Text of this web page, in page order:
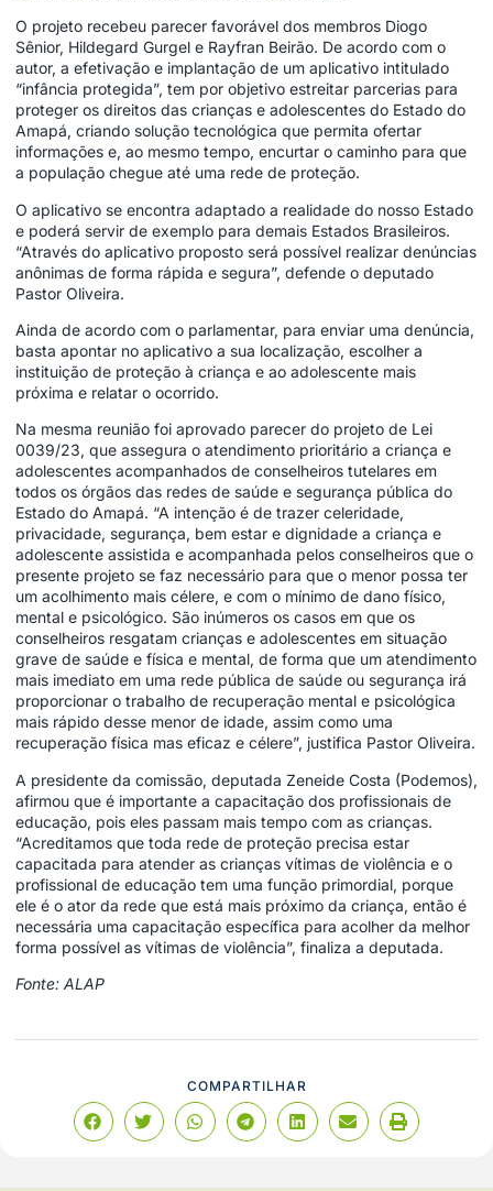
O projeto recebeu parecer favorável dos membros Diogo
Sênior, Hildegard Gurgel e Rayfran Beirão. De acordo com o
autor, a efetivação e implantação de um aplicativo intitulado
“infância protegida”, tem por objetivo estreitar parcerias para
proteger os direitos das crianças e adolescentes do Estado do
Amapá, criando solução tecnológica que permita ofertar
informações e, ao mesmo tempo, encurtar o caminho para que
a população chegue até uma rede de proteção.
O aplicativo se encontra adaptado a realidade do nosso Estado
e poderá servir de exemplo para demais Estados Brasileiros.
“Através do aplicativo proposto será possível realizar denúncias
anônimas de forma rápida e segura”, defende o deputado
Pastor Oliveira.
Ainda de acordo com o parlamentar, para enviar uma denúncia,
basta apontar no aplicativo a sua localização, escolher a
instituição de proteção à criança e ao adolescente mais
próxima e relatar o ocorrido.
Na mesma reunião foi aprovado parecer do projeto de Lei
0039/23, que assegura o atendimento prioritário a criança e
adolescentes acompanhados de conselheiros tutelares em
todos os órgãos das redes de saúde e segurança pública do
Estado do Amapá. “A intenção é de trazer celeridade,
privacidade, segurança, bem estar e dignidade a criança e
adolescente assistida e acompanhada pelos conselheiros que o
presente projeto se faz necessário para que o menor possa ter
um acolhimento mais célere, e com o mínimo de dano físico,
mental e psicológico. São inúmeros os casos em que os
conselheiros resgatam crianças e adolescentes em situação
grave de saúde e física e mental, de forma que um atendimento
mais imediato em uma rede pública de saúde ou segurança irá
proporcionar o trabalho de recuperação mental e psicológica
mais rápido desse menor de idade, assim como uma
recuperação física mas eficaz e célere”, justifica Pastor Oliveira.
A presidente da comissão, deputada Zeneide Costa (Podemos),
afirmou que é importante a capacitação dos profissionais de
educação, pois eles passam mais tempo com as crianças.
“Acreditamos que toda rede de proteção precisa estar
capacitada para atender as crianças vítimas de violência e o
profissional de educação tem uma função primordial, porque
ele é o ator da rede que está mais próximo da criança, então é
necessária uma capacitação específica para acolher da melhor
forma possível as vítimas de violência”, finaliza a deputada.
Fonte: ALAP
COMPARTILHAR